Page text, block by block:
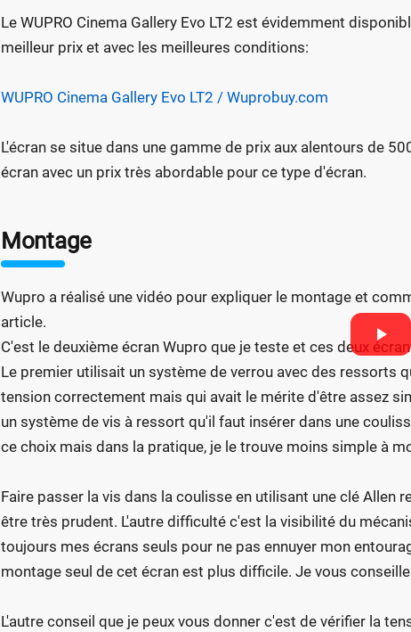
Le WUPRO Cinema Gallery Evo LT2 est évidemment
meilleur prix et avec les meilleures conditions:
WUPRO Cinema Gallery Evo LT2 / Wuprobuy.com
L'écran se situe dans une gamme de prix aux alentours de
écran avec un prix très abordable pour ce type d'écran.
Montage
Wupro a réalisé une vidéo pour expliquer le montage et
article.
C'est le deuxième écran Wupro que je teste et ces deux
Le premier utilisait un système de verrou avec des ressorts
tension correctement mais qui avait le mérite d'être assez
un système de vis à ressort qu'il faut insérer dans une
ce choix mais dans la pratique, je le trouve moins simple à
Faire passer la vis dans la coulisse en utilisant une clé Allen
être très prudent. L'autre difficulté c'est la visibilité du
toujours mes écrans seuls pour ne pas ennuyer mon
montage seul de cet écran est plus difficile. Je vous
L'autre conseil que je peux vous donner c'est de vérifier la